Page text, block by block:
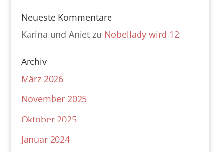
Neueste Kommentare
Karina und Anietzu Nobellady wird 12
Archiv
März 2026
November 2025
Oktober 2025
Januar 2024